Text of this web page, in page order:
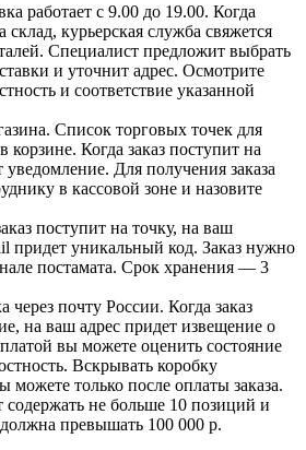
работает с 9.00 до 19.00. Когда
склад, курьерская служба свяжется
Специалист предложит выбрать
и уточнит адрес. Осмотрите
и соответствие указанной
Список торговых точек для
корзине. Когда заказ поступит на
уведомление. Для получения заказа
в кассовой зоне и назовите
поступит на точку, на ваш
придет уникальный код. Заказ нужно
постамата. Срок хранения — 3
через почту России. Когда заказ
на ваш адрес придет извещение о
вы можете оценить состояние
Вскрывать коробку
можете только после оплаты заказа.
содержать не больше 10 позиций и
превышать 100 000 р.